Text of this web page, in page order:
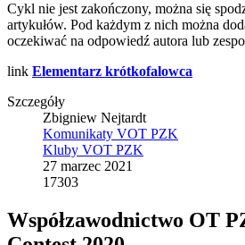
Cykl nie jest zakończony, można się
artykułów. Pod każdym z nich można
oczekiwać na odpowiedź autora lub
link Elementarz krótkofalowca
Szczegóły
Zbigniew Nejtardt
Komunikaty VOT PZK
Kluby VOT PZK
27 marzec 2021
17303
Współzawodnictwo OT